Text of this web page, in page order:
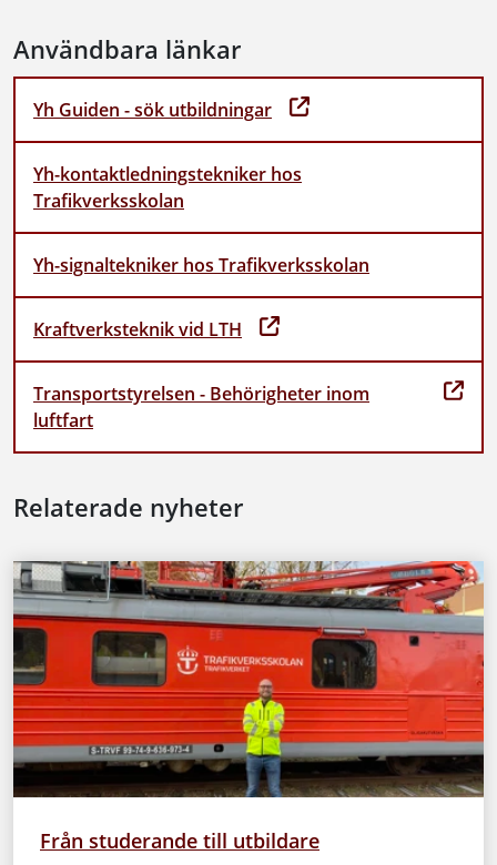
Användbara länkar
Yh Guiden - sök utbildningar
Yh-kontaktledningstekniker hos
Trafikverksskolan
Yh-signaltekniker hos Trafikverksskolan
Kraftverksteknik vid LTH
Transportstyrelsen - Behörigheter inom
luftfart
Relaterade nyheter
Från studerande till utbildare